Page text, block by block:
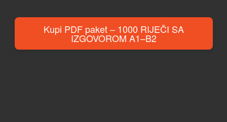
Kupi PDF paket – 1000 RIJEČI SA
IZGOVOROM A1–B2